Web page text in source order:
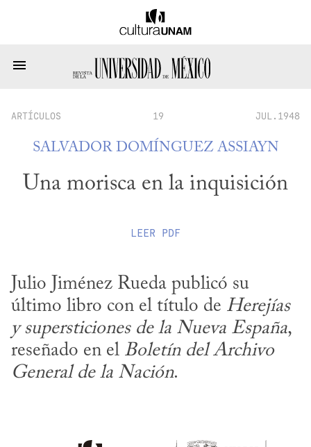
ARTÍCULOS 19 JUL.1948
SALVADOR DOMÍNGUEZ ASSIAYN
Una morisca en la inquisición
LEER PDF
Julio Jiménez Rueda publicó su
último libro con el título de Herejías
y supersticiones de la Nueva España,
reseñado en el Boletín del Archivo
General de la Nación.